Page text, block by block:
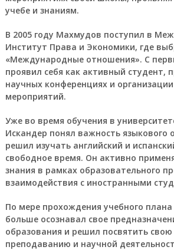
учебе и знаниям.
В 2005 году Махмудов поступил в
Институт Права и Экономики, где
«Международные отношения». С
проявил себя как активный студент,
научных конференциях и
мероприятий.
Уже во время обучения в
Искандер понял важность языкового
решил изучать английский и
свободное время. Он активно
знания в рамках образовательного
взаимодействия с иностранными
По мере прохождения учебного
больше осознавал свое
образования и решил посвятить
преподаванию и научной